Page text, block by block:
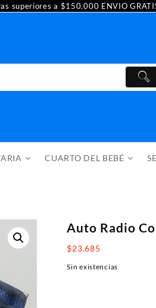
superiores a $150.000 ENVIO
CUARTO DEL BEBÉ
Auto Radio
$23.685
Sin existencias